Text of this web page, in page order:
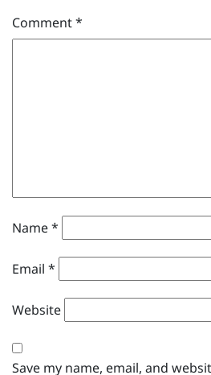
Comment*
Name*
Email *
Website
Save my name, email, and